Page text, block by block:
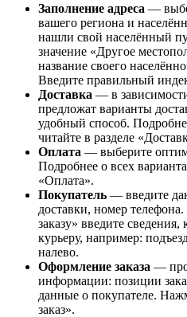
Заполнение адреса —
вашего региона и
нашли свой населённый
значение «Другое
название своего
Введите правильный
Доставка — в
предложат варианты
удобный способ.
читайте в разделе
Оплата — выберите
Подробнее о всех
«Оплата».
Покупатель — введите
доставки, номер
заказу» введите
курьеру, например:
налево.
Оформление заказа —
информации: позиции
данные о покупателе.
заказ».